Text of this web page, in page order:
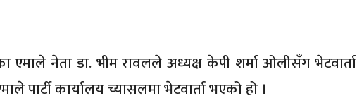
एमाले नेता डा. भीम रावलले अध्यक्ष केपी शर्मा ओलीसँग भेटवार्ता
पार्टी कार्यालय च्यासलमा भेटवार्ता भएको हो ।